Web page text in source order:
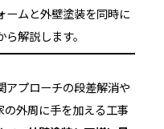
ームと外壁塗装を同時に
解説します。
アプローチの段差解消や
の外周に手を加える工事